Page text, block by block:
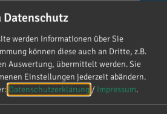
Wort am Samstag war:
Dank für die zahlreichen
Anrufe und die
Ich habe mich wirklich
Aufmerksamkeit gefreut. Es
selbstverständlich, dass sich
werden Informationen über Sie
können diese auch an Dritte, z.B.
Auswertung, übermittelt werden. Sie
Einstellungen jederzeit abändern.
Datenschutzerklärung / Impressum.